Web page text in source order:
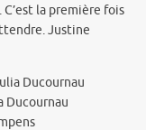
la première fois
Justine
Ducournau
Ducournau